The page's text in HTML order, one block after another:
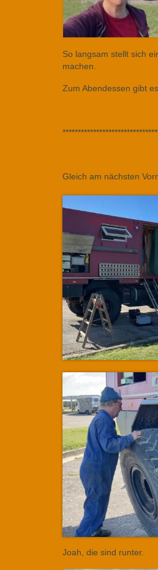
So langsam stellt sich
machen.
Zum Abendessen gibt
Gleich am nächsten
Joah, die sind runter.